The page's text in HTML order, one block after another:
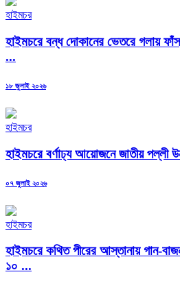
হাইমচর
হাইমচরে বন্ধ দোকানের ভেতরে গলায়
...
Posted
১৮ জুলাই ২০২৬
হাইমচর
হাইমচরে বর্ণাঢ্য আয়োজনে জাতীয় পল্লী
Posted
০৭ জুলাই ২০২৬
হাইমচর
হাইমচরে কথিত পীরের আস্তানায় গান-
১০ ...